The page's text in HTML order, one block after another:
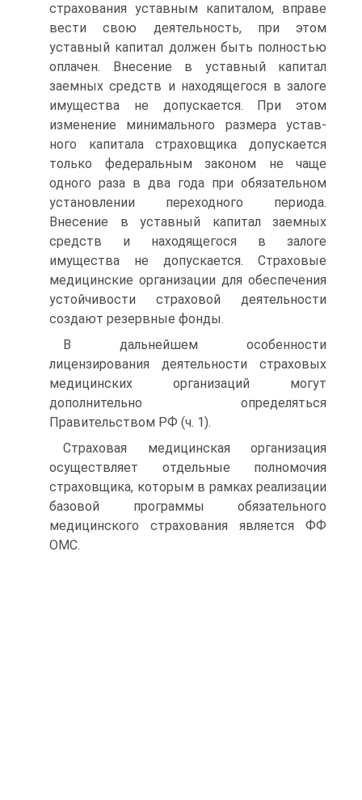
страхования уставным капиталом, вправе
вести свою деятельность, при этом
уставный капитал должен быть полностью
оплачен. Внесение в уставный капитал
заемных средств и находящегося в залоге
имущества не допускается. При этом
изменение минимального размера устав­
ного капитала страховщика допускается
только федеральным за­коном не чаще
одного раза в два года при обязательном
установ­лении переходного периода.
Внесение в уставный капитал заем­ных
средств и находящегося в залоге
имущества не допускается. Страховые
медицинские организации для обеспечения
устойчи­вости страховой деятельности
создают резервные фонды.
В дальнейшем особенности
лицензирования деятельности страховых
медицинских организаций могут
дополнительно опре­деляться
Правительством РФ (ч. 1).
Страховая медицинская организация
осуществляет отдельные полномочия
страховщика, которым в рамках реализации
базовой программы обязательного
медицинского страхования является ФФ
ОМС.